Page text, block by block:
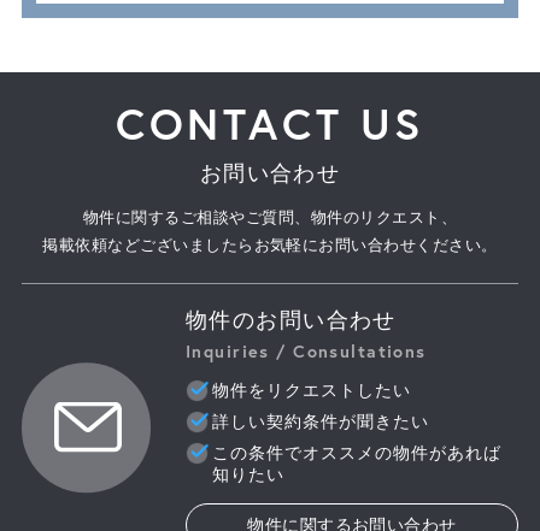
CONTACT US
お問い合わせ
物件に関するご相談やご質問、物件のリクエスト、
掲載依頼などございましたらお気軽にお問い合わせください。
物件のお問い合わせ
Inquiries / Consultations
物件をリクエストしたい
詳しい契約条件が聞きたい
この条件でオススメの物件があれば
知りたい
物件に関するお問い合わせ